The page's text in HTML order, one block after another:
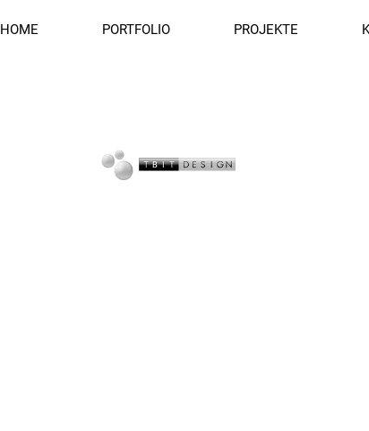
HOME PORTFOLIO PROJEKTE